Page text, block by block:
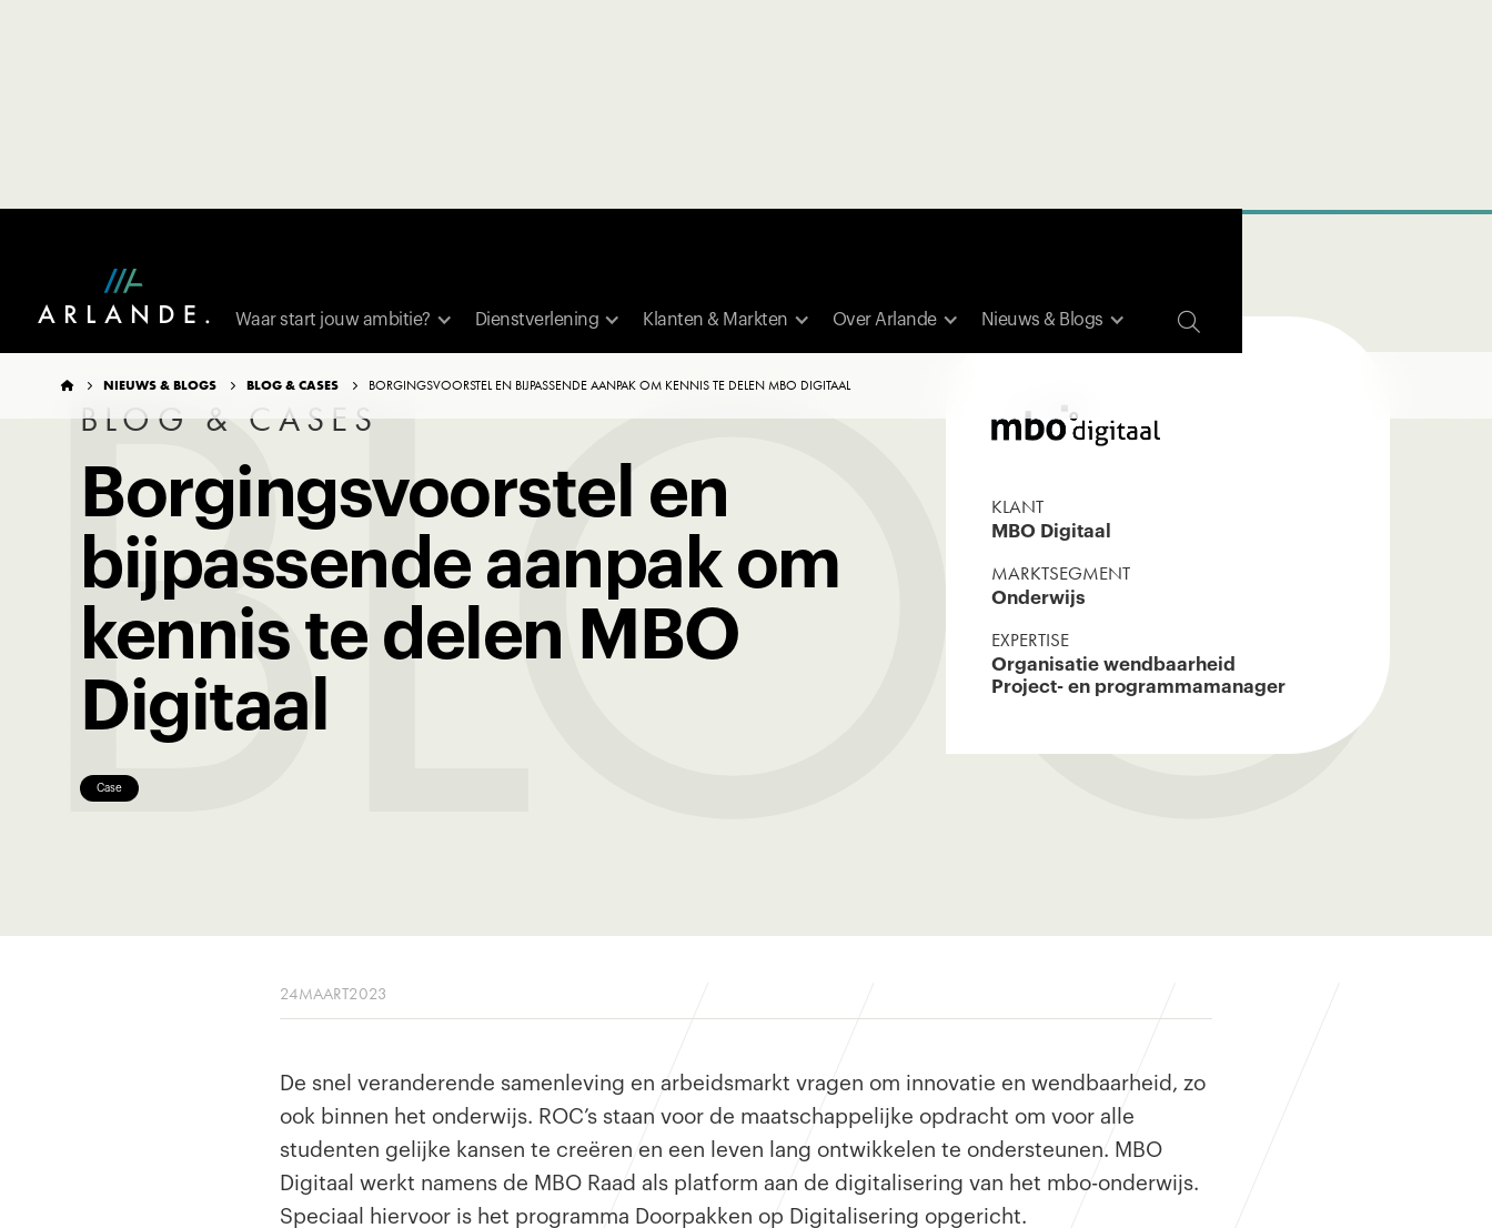
Waar start jouw ambitie? Dienstverlening Klanten & Markten Over Arlande Nieuws & Blogs 
  NIEUWS & BLOGS  BLOG & CASES  BORGINGSVOORSTEL EN BIJPASSENDE AANPAK OM KENNIS TE DELEN MBO DIGITAAL
TERUG NAAR OVERZICHT
BLOG & CASES
Borgingsvoorstel en
bijpassende aanpak om
kennis te delen MBO
Digitaal
Case
KLANT
MBO Digitaal
MARKTSEGMENT
Onderwijs
EXPERTISE
Organisatie wendbaarheid
Project- en programmamanager
24MAART2023
De snel veranderende samenleving en arbeidsmarkt vragen om innovatie en wendbaarheid, zo
ook binnen het onderwijs. ROC’s staan voor de maatschappelijke opdracht om voor alle
studenten gelijke kansen te creëren en een leven lang ontwikkelen te ondersteunen. MBO
Digitaal werkt namens de MBO Raad als platform aan de digitalisering van het mbo-onderwijs.
Speciaal hiervoor is het programma Doorpakken op Digitalisering opgericht.